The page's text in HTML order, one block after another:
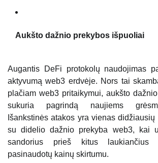
Aukšto dažnio prekybos išpuoliai
Augantis DeFi protokolų naudojimas
aktyvumą web3 erdvėje. Nors tai
plačiam web3 pritaikymui, aukšto
sukuria pagrindą naujiems
Išankstinės atakos yra vienas
su didelio dažnio prekyba web3, kai
sandorius prieš kitus laukiančius
pasinaudotų kainų skirtumu.